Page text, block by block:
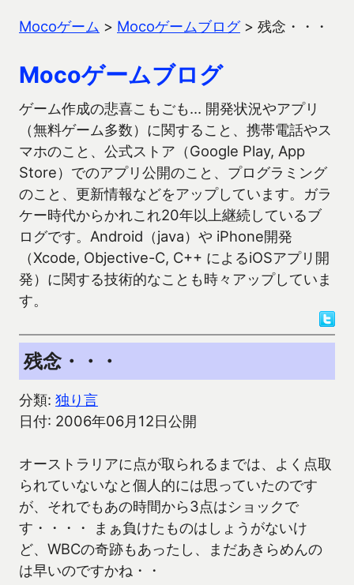
Mocoゲーム > Mocoゲームブログ> 残念・・・
Mocoゲームブログ
ゲーム作成の悲喜こもごも… 開発状況やアプリ
（無料ゲーム多数）に関すること、携帯電話やス
マホのこと、公式ストア（Google Play, App
Store）でのアプリ公開のこと、プログラミング
のこと、更新情報などをアップしています。ガラ
ケー時代からかれこれ20年以上継続しているブ
ログです。Android（java）や iPhone開発
（Xcode, Objective-C, C++ によるiOSアプリ開
発）に関する技術的なことも時々アップしていま
す。
残念・・・
分類: 独り言
日付: 2006年06月12日公開
オーストラリアに点が取られるまでは、よく点取
られていないなと個人的には思っていたのです
が、それでもあの時間から3点はショックで
す・・・・ まぁ負けたものはしょうがないけ
ど、WBCの奇跡もあったし、まだあきらめんの
は早いのですかね・・